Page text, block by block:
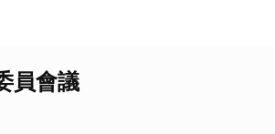
員會議